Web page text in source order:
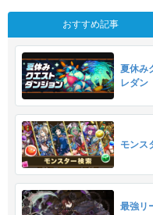
おすすめ記事
夏休み
レダン
モンス
最強リ